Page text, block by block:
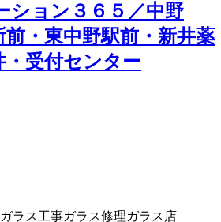
ション３６５／中野
前・東中野駅前・新井薬
・受付センター
ガラス工事ガラス修理ガラス店